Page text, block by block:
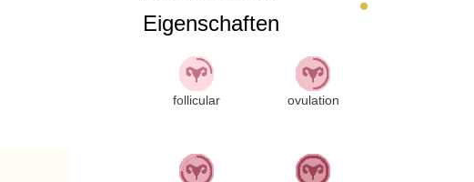
Eigenschaften
follicular ovulation